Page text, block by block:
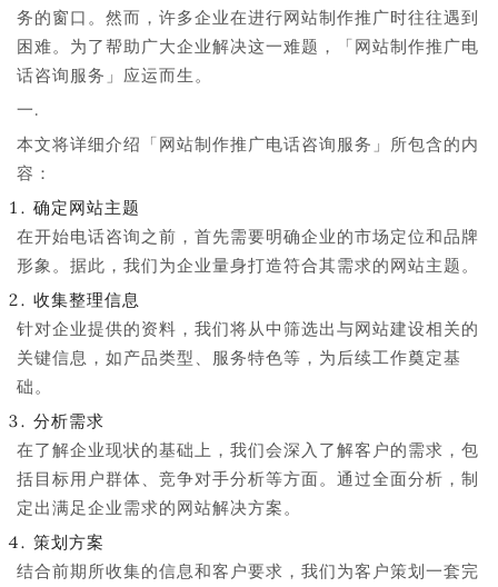
务的窗口。然而，许多企业在进行网站制作推广时往往遇到
困难。为了帮助广大企业解决这一难题，「网站制作推广电
话咨询服务」应运而生。
一.
本文将详细介绍「网站制作推广电话咨询服务」所包含的内
容：
确定网站主题
在开始电话咨询之前，首先需要明确企业的市场定位和品牌
形象。据此，我们为企业量身打造符合其需求的网站主题。
收集整理信息
针对企业提供的资料，我们将从中筛选出与网站建设相关的
关键信息，如产品类型、服务特色等，为后续工作奠定基
础。
分析需求
在了解企业现状的基础上，我们会深入了解客户的需求，包
括目标用户群体、竞争对手分析等方面。通过全面分析，制
定出满足企业需求的网站解决方案。
策划方案
结合前期所收集的信息和客户要求，我们为客户策划一套完